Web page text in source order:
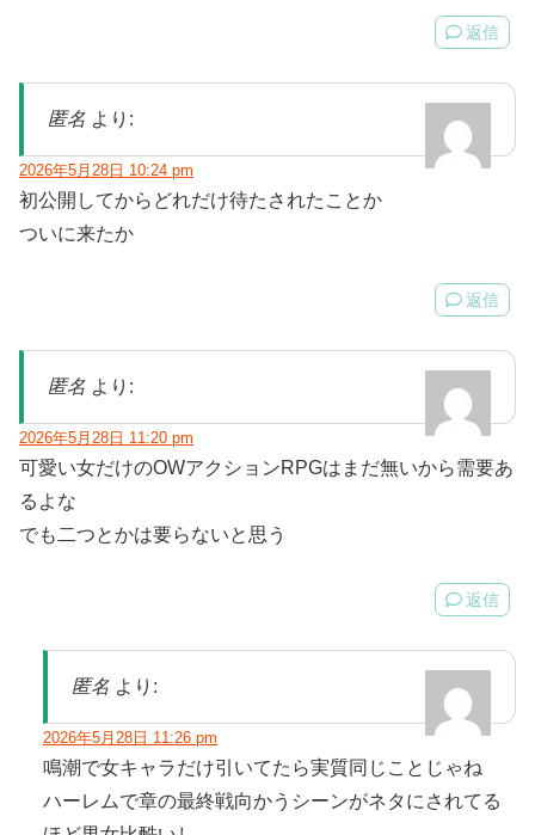
返信
匿名 より:
2026年5月28日 10:24 pm
初公開してからどれだけ待たされたことか
ついに来たか
返信
匿名 より:
2026年5月28日 11:20 pm
可愛い女だけのOWアクションRPGはまだ無いから需要あ
るよな
でも二つとかは要らないと思う
返信
匿名 より:
2026年5月28日 11:26 pm
鳴潮で女キャラだけ引いてたら実質同じことじゃね
ハーレムで章の最終戦向かうシーンがネタにされてる